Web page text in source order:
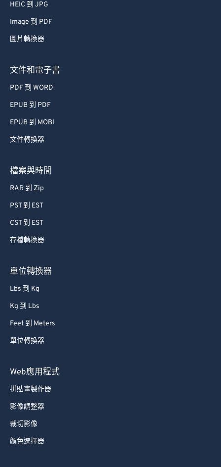
HEIC 到 JPG
Image 到 PDF
圖片轉換器
文件和電子書
PDF 到 WORD
EPUB 到 PDF
EPUB 到 MOBI
文件轉換器
檔案與時間
RAR 到 Zip
PST 到 EST
CST 到 EST
存檔轉換器
單位轉換器
Lbs 到 Kg
Kg 到 Lbs
Feet 到 Meters
單位轉換器
Web應用程式
拼貼畫製作器
影像調整器
裁切影像
顏色選擇器